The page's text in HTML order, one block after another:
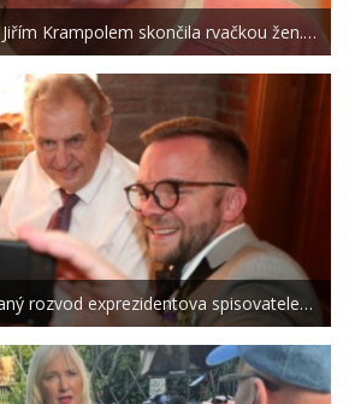
Krampolem skončila rvačkou žen.…
rozvod exprezidentova spisovatele…